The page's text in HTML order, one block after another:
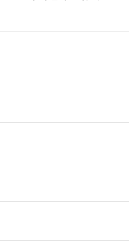
까지 진행이 필요합니다.
니다.
셔야 합니다.